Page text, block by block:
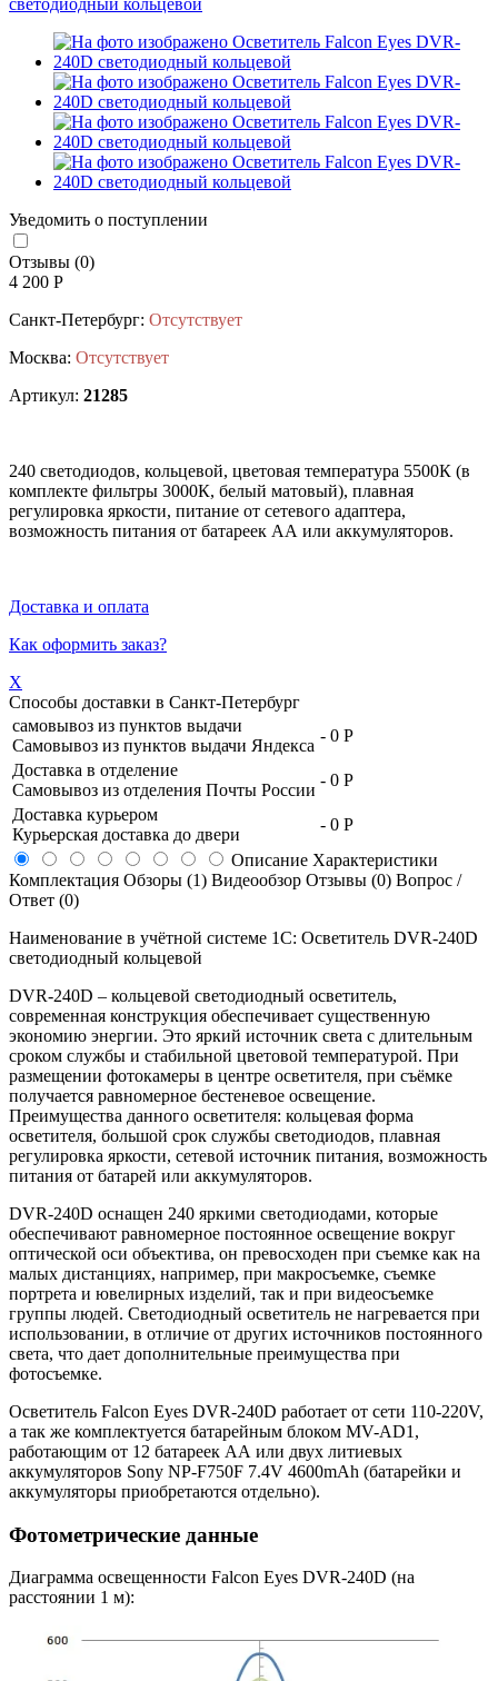
Уведомить о поступлении
Отзывы (0)
4 200 Р
Санкт-Петербург: Отсутствует
Москва: Отсутствует
Артикул: 21285
240 светодиодов, кольцевой, цветовая температура 5500К (в
комплекте фильтры 3000К, белый матовый), плавная
регулировка яркости, питание от сетевого адаптера,
возможность питания от батареек АА или аккумуляторов.
Доставка и оплата
Как оформить заказ?
X
Способы доставки в Санкт-Петербург
самовывоз из пунктов выдачи
Самовывоз из пунктов выдачи Яндекса
- 0 Р
Доставка в отделение
Самовывоз из отделения Почты России
- 0 Р
Доставка курьером
Курьерская доставка до двери
- 0 Р
Описание Характеристики
Комплектация Обзоры (1) Видеообзор Отзывы (0) Вопрос /
Ответ (0)
Наименование в учётной системе 1С: Осветитель DVR-240D
светодиодный кольцевой
DVR-240D – кольцевой светодиодный осветитель,
современная конструкция обеспечивает существенную
экономию энергии. Это яркий источник света с длительным
сроком службы и стабильной цветовой температурой. При
размещении фотокамеры в центре осветителя, при съёмке
получается равномерное бестеневое освещение.
Преимущества данного осветителя: кольцевая форма
осветителя, большой срок службы светодиодов, плавная
регулировка яркости, сетевой источник питания, возможность
питания от батарей или аккумуляторов.
DVR-240D оснащен 240 яркими светодиодами, которые
обеспечивают равномерное постоянное освещение вокруг
оптической оси объектива, он превосходен при съемке как на
малых дистанциях, например, при макросъемке, съемке
портрета и ювелирных изделий, так и при видеосъемке
группы людей. Светодиодный осветитель не нагревается при
использовании, в отличие от других источников постоянного
света, что дает дополнительные преимущества при
фотосъемке.
Осветитель Falcon Eyes DVR-240D работает от сети 110-220V,
а так же комплектуется батарейным блоком MV-AD1,
работающим от 12 батареек АА или двух литиевых
аккумуляторов Sony NP-F750F 7.4V 4600mAh (батарейки и
аккумуляторы приобретаются отдельно).
Фотометрические данные
Диаграмма освещенности Falcon Eyes DVR-240D (на
расстоянии 1 м):